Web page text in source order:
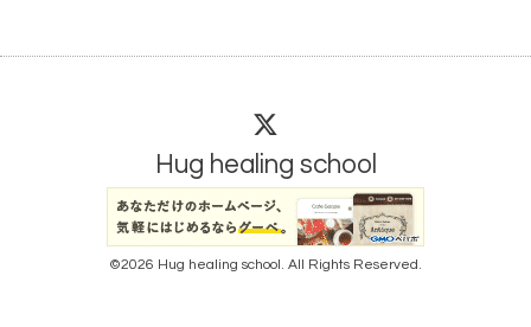
Hug healing school
©2026 Hug healing school . All Rights Reserved.